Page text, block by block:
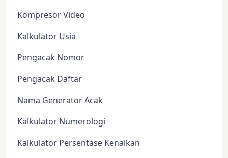
Kompresor Video
Kalkulator Usia
Pengacak Nomor
Pengacak Daftar
Nama Generator Acak
Kalkulator Numerologi
Kalkulator Persentase Kenaikan